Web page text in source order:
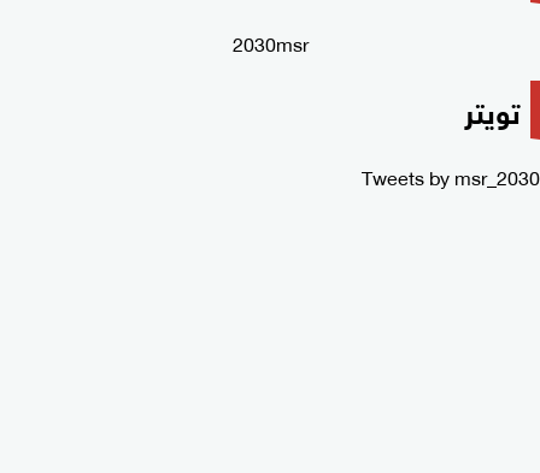
2030msr
تويتر
Tweets by msr_2030